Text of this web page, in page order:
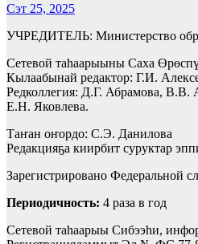
Сэт 25, 2025
УЧРЕДИТЕЛЬ: Министерство
Сетевой таһаарыыны Саха
Кылаабынай редактор: Г.И.
Редколлегия: Д.Г. Абрамова, В.В.
Е.Н. Яковлева.
Таҥан оҥордо: С.Э. Данилова
Редакцияҕа киирбит суруктар
Зарегистрировано Федеральной
Периодичность: 4 раза в год
Сетевой таһаарыы Сибээһи,